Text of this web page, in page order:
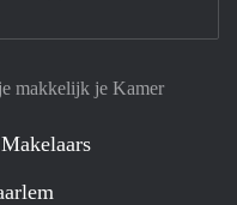
makkelijk je Kamer